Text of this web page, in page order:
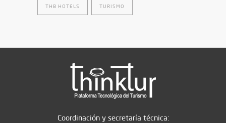
THB HOTELS TURISMO
Coordinación y secretaría técnica: